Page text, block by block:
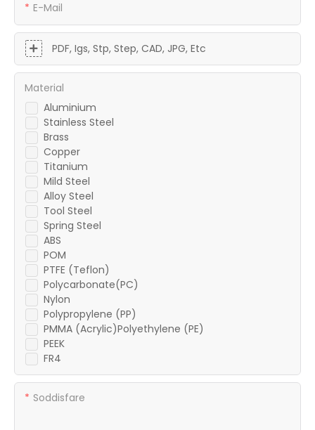
E-Mail
PDF, Igs, Stp, Step, CAD, JPG, Etc
Aluminium
Stainless Steel
Brass
Copper
Titanium
Mild Steel
Alloy Steel
Tool Steel
Spring Steel
ABS
POM
PTFE (Teflon)
Polycarbonate(PC)
Nylon
Polypropylene (PP)
PMMA (Acrylic)Polyethylene (PE)
PEEK
FR4
Material
Soddisfare